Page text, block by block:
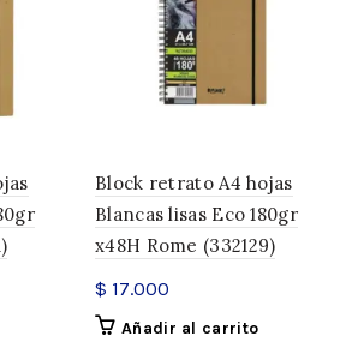
Block retrato A4 hojas
Blancas lisas Eco 180gr
x48H Rome (332129)
$ 17.000
Añadir al carrito